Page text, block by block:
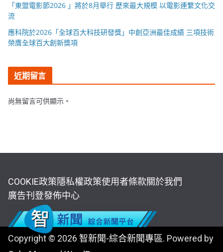
「東盟電影節2026 」將於8月舉行 歷來最大規模 以電影連繫文化交
流
應科院於2026「全球百大科技研發獎」中創亞洲最佳成績 三項技術
榮膺全球百大創新獎項
近期留言
尚無留言可供顯示。
COOKIE政策隱私權政策使用者條款關於我們
廣告刊登發佈中心
Copyright © 2026 智新聞-綜合新聞專區. Powered by